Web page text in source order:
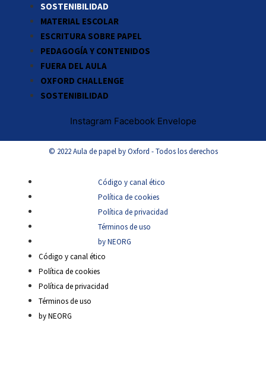
SOSTENIBILIDAD
MATERIAL ESCOLAR
ESCRITURA SOBRE PAPEL
PEDAGOGÍA Y CONTENIDOS
FUERA DEL AULA
OXFORD CHALLENGE
SOSTENIBILIDAD
Instagram Facebook Envelope
© 2022 Aula de papel by Oxford - Todos los derechos
Código y canal ético
Política de cookies
Política de privacidad
Términos de uso
by NEORG
Código y canal ético
Política de cookies
Política de privacidad
Términos de uso
by NEORG